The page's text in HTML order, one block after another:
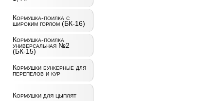
Кормушка-поилка с
широким горлом (БК-16)
Кормушка-поилка
универсальная №2
(БК-15)
Кормушки бункерные для
перепелов и кур
Кормушки для цыплят